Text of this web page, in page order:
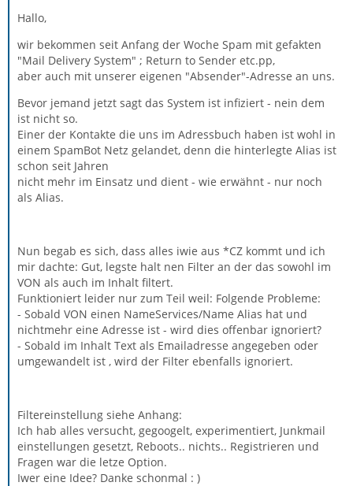
Hallo,
wir bekommen seit Anfang der Woche Spam mit gefakten
"Mail Delivery System" ; Return to Sender etc.pp,
aber auch mit unserer eigenen "Absender"-Adresse an uns.
Bevor jemand jetzt sagt das System ist infiziert - nein dem
ist nicht so.
Einer der Kontakte die uns im Adressbuch haben ist wohl in
einem SpamBot Netz gelandet, denn die hinterlegte Alias ist
schon seit Jahren
nicht mehr im Einsatz und dient - wie erwähnt - nur noch
als Alias.
Nun begab es sich, dass alles iwie aus *CZ kommt und ich
mir dachte: Gut, legste halt nen Filter an der das sowohl im
VON als auch im Inhalt filtert.
Funktioniert leider nur zum Teil weil: Folgende Probleme:
- Sobald VON einen NameServices/Name Alias hat und
nichtmehr eine Adresse ist - wird dies offenbar ignoriert?
- Sobald im Inhalt Text als Emailadresse angegeben oder
umgewandelt ist , wird der Filter ebenfalls ignoriert.
Filtereinstellung siehe Anhang:
Ich hab alles versucht, gegoogelt, experimentiert, Junkmail
einstellungen gesetzt, Reboots.. nichts.. Registrieren und
Fragen war die letze Option.
Iwer eine Idee? Danke schonmal : )